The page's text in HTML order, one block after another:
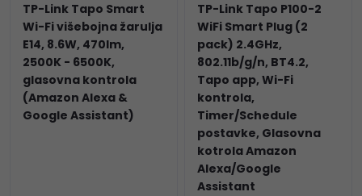
TP-Link Tapo Smart
Wi-Fi višebojna žarulja
E14, 8.6W, 470lm,
2500K - 6500K,
glasovna kontrola
(Amazon Alexa &
Google Assistant)
TP-Link Tapo P100-2
WiFi Smart Plug (2
pack) 2.4GHz,
802.11b/g/n, BT4.2,
Tapo app, Wi-Fi
kontrola,
Timer/Schedule
postavke, Glasovna
kotrola Amazon
Alexa/Google
Assistant